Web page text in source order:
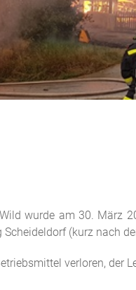
wurde am 30.
(kurz nach
verloren, der